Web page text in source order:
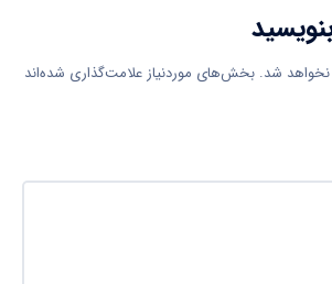
نخواهد شد. بخش‌های موردنیاز علامت‌گذاری شده‌اند